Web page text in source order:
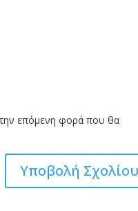
επόμενη φορά που θα